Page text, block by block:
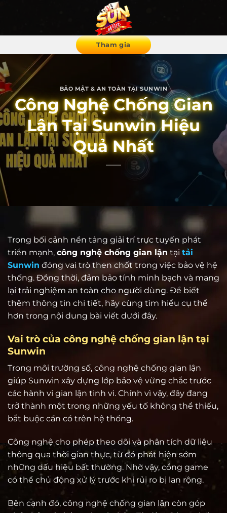
Tham gia
BẢO MẬT & AN TOÀN TẠI SUNWIN
Công Nghệ Chống Gian
Lận Tại Sunwin Hiệu
Quả Nhất
Trong bối cảnh nền tảng giải trí trực tuyến phát
triển mạnh, công nghệ chống gian lận tại tải
Sunwin đóng vai trò then chốt trong việc bảo vệ hệ
thống. Đồng thời, đảm bảo tính minh bạch và mang
lại trải nghiệm an toàn cho người dùng. Để biết
thêm thông tin chi tiết, hãy cùng tìm hiểu cụ thể
hơn trong nội dung bài viết dưới đây.
Vai trò của công nghệ chống gian lận tại
Sunwin
Trong môi trường số, công nghệ chống gian lận
giúp Sunwin xây dựng lớp bảo vệ vững chắc trước
các hành vi gian lận tinh vi. Chính vì vậy, đây đang
trở thành một trong những yếu tố không thể thiếu,
bắt buộc cần có trên hệ thống.
Công nghệ cho phép theo dõi và phân tích dữ liệu
thông qua thời gian thực, từ đó phát hiện sớm
những dấu hiệu bất thường. Nhờ vậy, cổng game
có thể chủ động xử lý trước khi rủi ro bị lan rộng.
Bên cạnh đó, công nghệ chống gian lận còn góp